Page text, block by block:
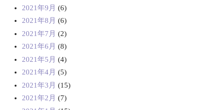
2021年9月 (6)
2021年8月 (6)
2021年7月 (2)
2021年6月 (8)
2021年5月 (4)
2021年4月 (5)
2021年3月 (15)
2021年2月 (7)